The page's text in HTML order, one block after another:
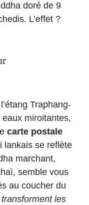
doré de 9
L’effet ?
Traphang-
miroitantes,
carte postale
lankais se reflète
marchant,
semble vous
au coucher du
transforment les